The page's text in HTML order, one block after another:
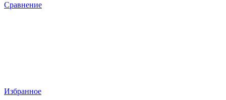
Сравнение
Избранное